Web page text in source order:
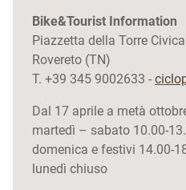
Bike&Tourist Information
Piazzetta della Torre
Rovereto (TN)
T. +39 345 9002633 -
Dal 17 aprile a metà
martedì – sabato 10.00-
domenica e festivi 14.00-
lunedì chiuso